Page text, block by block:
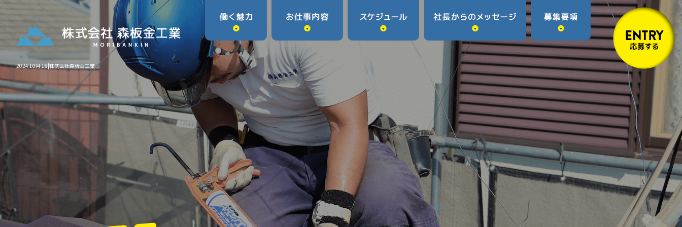
2024 10月 18|株式会社森板金工業